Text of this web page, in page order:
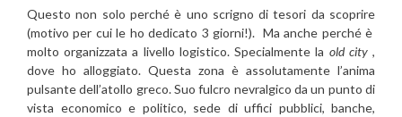
Questo non solo perché è uno scrigno di tesori da scoprire
(motivo per cui le ho dedicato 3 giorni!). Ma anche perché è
molto organizzata a livello logistico. Specialmente la old city,
dove ho alloggiato. Questa zona è assolutamente l’anima
pulsante dell’atollo greco. Suo fulcro nevralgico da un punto di
vista economico e politico, sede di uffici pubblici, banche,